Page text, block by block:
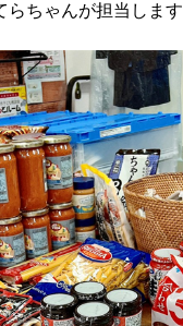
らちゃんが担当します